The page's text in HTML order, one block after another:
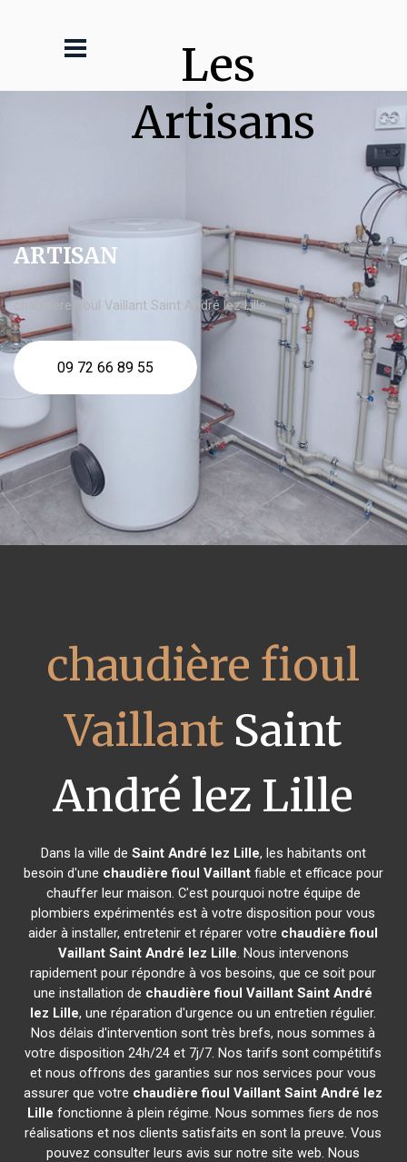
Les
Artisans
ARTISAN
chaudière fioul Vaillant Saint André lez Lille
09 72 66 89 55
chaudière fioul
Vaillant Saint
André lez Lille
Dans la ville de Saint André lez Lille, les habitants ont
besoin d'une chaudière fioul Vaillantfiable et efficace pour
chauffer leur maison. C'est pourquoi notre équipe de
plombiers expérimentés est à votre disposition pour vous
aider à installer, entretenir et réparer votre chaudière fioul
Vaillant Saint André lez Lille. Nous intervenons
rapidement pour répondre à vos besoins, que ce soit pour
une installation de chaudière fioul Vaillant Saint André
lez Lille, une réparation d'urgence ou un entretien régulier.
Nos délais d'intervention sont très brefs, nous sommes à
votre disposition 24h/24 et 7j/7. Nos tarifs sont compétitifs
et nous offrons des garanties sur nos services pour vous
assurer que votre chaudière fioul Vaillant Saint André lez
Lille fonctionne à plein régime. Nous sommes fiers de nos
réalisations et nos clients satisfaits en sont la preuve. Vous
pouvez consulter leurs avis sur notre site web. Nous